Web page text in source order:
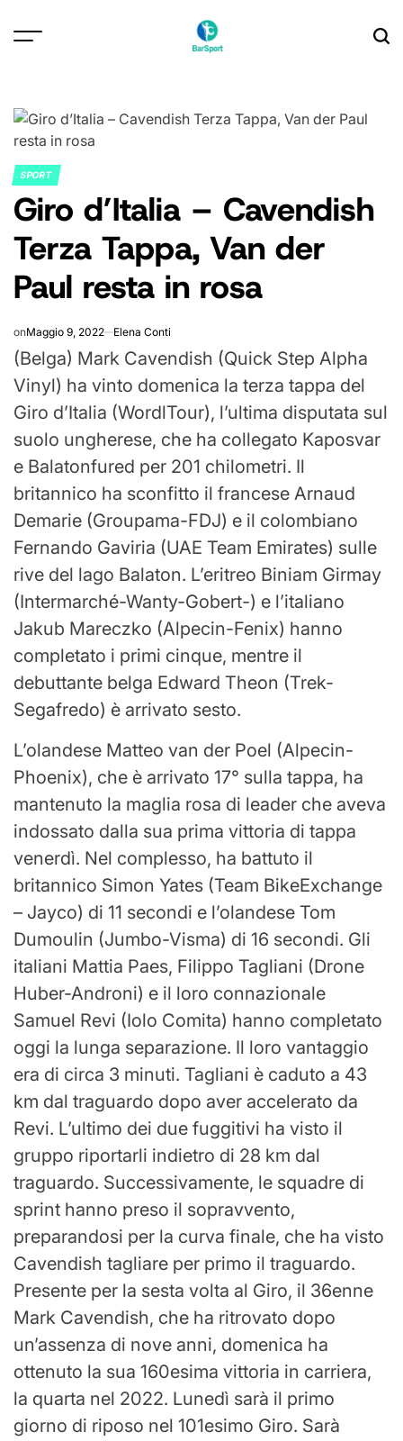
POSTED
IN
SPORT
Giro d’Italia – Cavendish
Terza Tappa, Van der
Paul resta in rosa
onMaggio 9, 2022 Elena Conti
(Belga) Mark Cavendish (Quick Step Alpha
Vinyl) ha vinto domenica la terza tappa del
Giro d’Italia (WordlTour), l’ultima disputata sul
suolo ungherese, che ha collegato Kaposvar
e Balatonfured per 201 chilometri. Il
britannico ha sconfitto il francese Arnaud
Demarie (Groupama-FDJ) e il colombiano
Fernando Gaviria (UAE Team Emirates) sulle
rive del lago Balaton. L’eritreo Biniam Girmay
(Intermarché-Wanty-Gobert-) e l’italiano
Jakub Mareczko (Alpecin-Fenix) hanno
completato i primi cinque, mentre il
debuttante belga Edward Theon (Trek-
Segafredo) è arrivato sesto.
L’olandese Matteo van der Poel (Alpecin-
Phoenix), che è arrivato 17° sulla tappa, ha
mantenuto la maglia rosa di leader che aveva
indossato dalla sua prima vittoria di tappa
venerdì. Nel complesso, ha battuto il
britannico Simon Yates (Team BikeExchange
– Jayco) di 11 secondi e l’olandese Tom
Dumoulin (Jumbo-Visma) di 16 secondi. Gli
italiani Mattia Paes, Filippo Tagliani (Drone
Huber-Androni) e il loro connazionale
Samuel Revi (Iolo Comita) hanno completato
oggi la lunga separazione. Il loro vantaggio
era di circa 3 minuti. Tagliani è caduto a 43
km dal traguardo dopo aver accelerato da
Revi. L’ultimo dei due fuggitivi ha visto il
gruppo riportarli indietro di 28 km dal
traguardo. Successivamente, le squadre di
sprint hanno preso il sopravvento,
preparandosi per la curva finale, che ha visto
Cavendish tagliare per primo il traguardo.
Presente per la sesta volta al Giro, il 36enne
Mark Cavendish, che ha ritrovato dopo
un’assenza di nove anni, domenica ha
ottenuto la sua 160esima vittoria in carriera,
la quarta nel 2022. Lunedì sarà il primo
giorno di riposo nel 101esimo Giro. Sarà